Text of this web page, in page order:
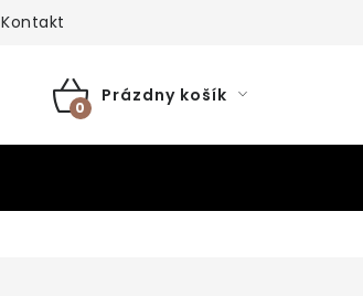
Kontakt
NÁKUPNÝ
Prázdny košík